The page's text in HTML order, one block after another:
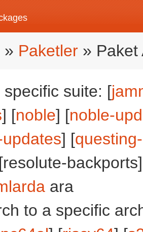
» Paketler » Paket
suite: [
] [noble] [noble-
] [
ara
to a specific